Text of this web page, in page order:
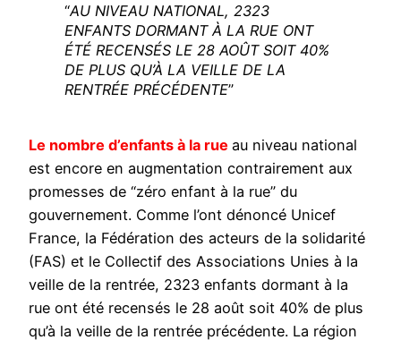
“AU NIVEAU NATIONAL, 2323
ENFANTS DORMANT À LA RUE ONT
ÉTÉ RECENSÉS LE 28 AOÛT SOIT 40%
DE PLUS QU’À LA VEILLE DE LA
RENTRÉE PRÉCÉDENTE”
Le nombre d’enfants à la rue au niveau national
est encore en augmentation contrairement aux
promesses de “zéro enfant à la rue” du
gouvernement. Comme l’ont dénoncé Unicef
France, la Fédération des acteurs de la solidarité
(FAS) et le Collectif des Associations Unies à la
veille de la rentrée, 2323 enfants dormant à la
rue ont été recensés le 28 août soit 40% de plus
qu’à la veille de la rentrée précédente. La région